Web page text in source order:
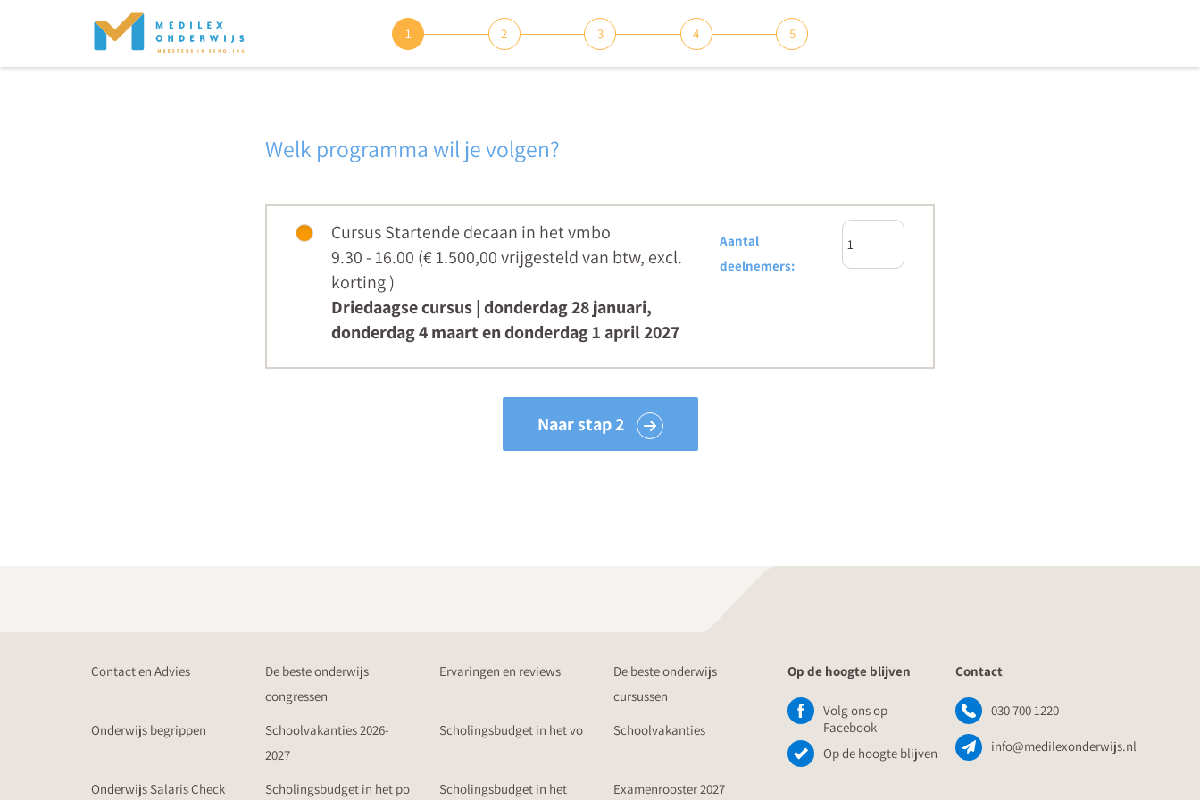
1 2 3 4 5
Welk programma wil je volgen?
Cursus Startende decaan in het vmbo
9.30 - 16.00 (€ 1.500,00vrijgesteld van btw, excl.
korting)
Driedaagse cursus | donderdag 28 januari,
donderdag 4 maart en donderdag 1 april 2027
Aantal
deelnemers:
Naar stap 2
Contact en Advies
De beste onderwijs
congressen
Ervaringen en reviews
De beste onderwijs
cursussen
Onderwijs begrippen
Schoolvakanties 2026-
2027
Scholingsbudget in het vo Schoolvakanties
Onderwijs Salaris Check Scholingsbudget in het po Scholingsbudget in het Examenrooster 2027
Op de hoogte blijven
Volg ons op
Facebook
Op de hoogte blijven
Contact
030 700 1220
info@medilexonderwijs.nl